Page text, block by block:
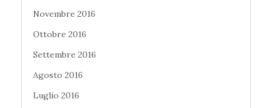
Novembre 2016
Ottobre 2016
Settembre 2016
Agosto 2016
Luglio 2016